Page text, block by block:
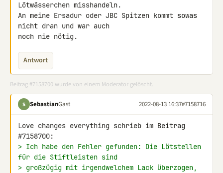
Lötwässerchen misshandeln.
An meine Ersadur oder JBC Spitzen kommt sowas
nicht dran und war auch
noch nie nötig.
Antwort
Beitrag #7158700 wurde von einem Moderator gelöscht.
S SebastianGast 2022-08-13 16:37#7158716
Love changes everything schrieb im Beitrag
> Ich habe den Fehler gefunden: Die Lötstellen
für die Stiftleisten sind
> großzügig mit irgendwelchem Lack überzogen,